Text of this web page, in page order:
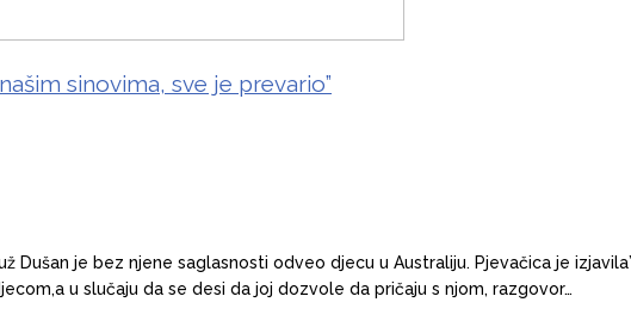
sinovima, sve je prevario”
Dušan je bez njene saglasnosti odveo djecu u Australiju. Pjevačica je
u slučaju da se desi da joj dozvole da pričaju s njom, razgovor…